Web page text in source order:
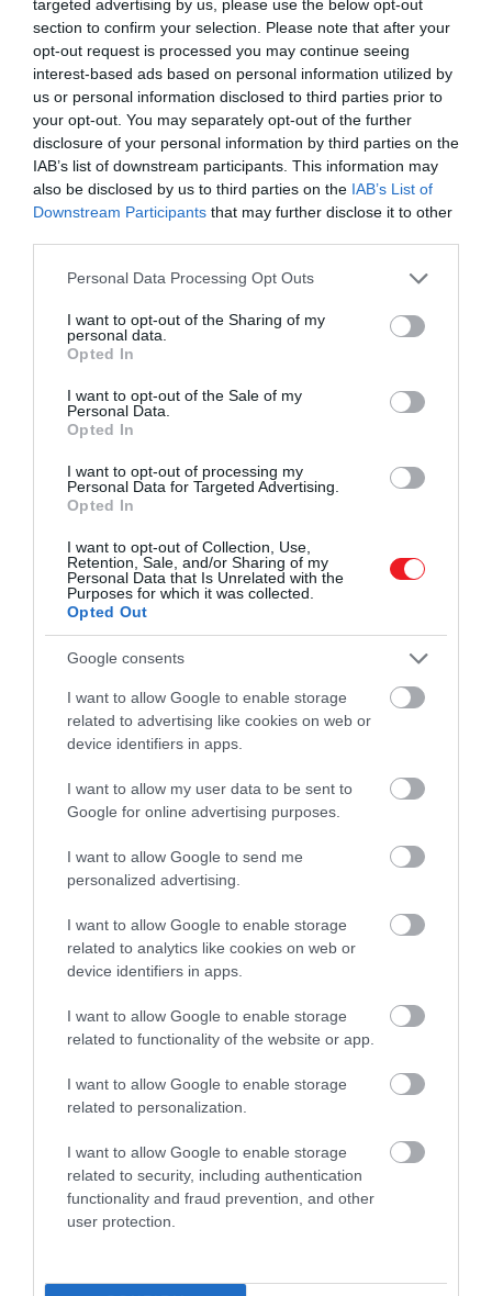
targeted advertising by us, please use the below opt-out
section to confirm your selection. Please note that after your
opt-out request is processed you may continue seeing
interest-based ads based on personal information utilized by
us or personal information disclosed to third parties prior to
your opt-out. You may separately opt-out of the further
disclosure of your personal information by third parties on the
IAB’s list of downstream participants. This information may
also be disclosed by us to third parties on the IAB’s List of
Downstream Participants that may further disclose it to other
Please note that this website/app uses one or more Google
not limited to your visit or usage behaviour. You may click to
grant or deny consent to Google and its third-party tags to
use your data for below specified purposes in below Google
consent section.
Personal Data Processing Opt Outs
I want to opt-out of the Sharing of my
personal data.
Opted In
I want to opt-out of the Sale of my
Personal Data.
Opted In
I want to opt-out of processing my
Personal Data for Targeted Advertising.
Opted In
I want to opt-out of Collection, Use,
Retention, Sale, and/or Sharing of my
Personal Data that Is Unrelated with the
Purposes for which it was collected.
Opted Out
Google consents
I want to allow Google to enable storage
related to advertising like cookies on web or
device identifiers in apps.
I want to allow my user data to be sent to
Google for online advertising purposes.
I want to allow Google to send me
personalized advertising.
I want to allow Google to enable storage
related to analytics like cookies on web or
device identifiers in apps.
I want to allow Google to enable storage
related to functionality of the website or app.
I want to allow Google to enable storage
related to personalization.
I want to allow Google to enable storage
related to security, including authentication
functionality and fraud prevention, and other
user protection.
Mi is beszámoltunk róla, hogy Katalin
januárban hasi műtéten esett át. Az okok
sokáig ismeretlenek voltak, azonban
március 22-én maga Wales hercegnéje
jelentette be, hogy daganatos
megbetegedés áll a háttérben. Több
millióan kívántak neki kitartást és
mielőbbi gyógyulást, de természetesen
Harryék…
Harryék közleményben
reagáltak Katalin
rákdiagnózisára